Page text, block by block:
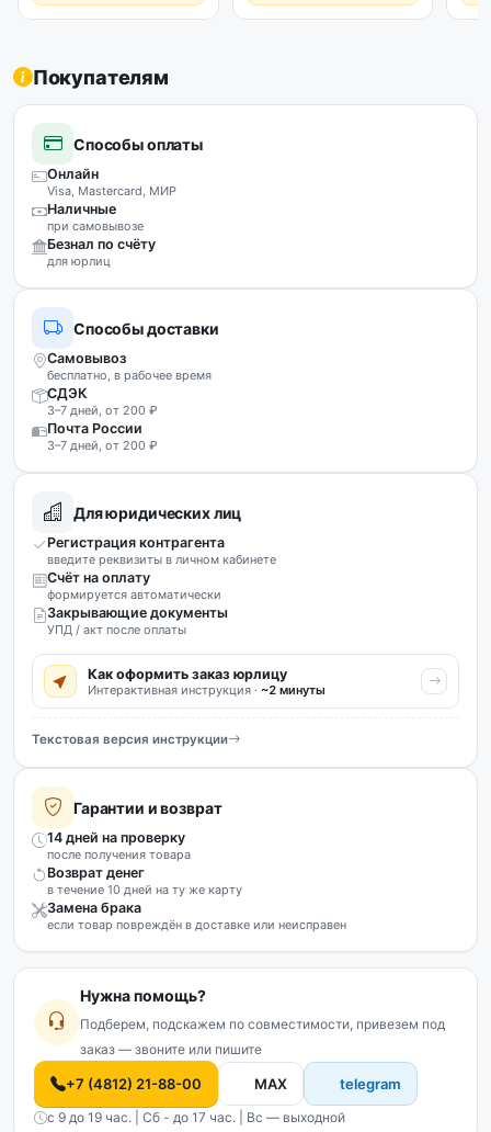
Покупателям
Способы оплаты
Онлайн
Visa, Mastercard, МИР
Наличные
при самовывозе
Безнал по счёту
для юрлиц
Способы доставки
Самовывоз
бесплатно, в рабочее время
СДЭК
3–7 дней, от 200 ₽
Почта России
3–7 дней, от 200 ₽
Для юридических лиц
Регистрация контрагента
введите реквизиты в личном кабинете
Счёт на оплату
формируется автоматически
Закрывающие документы
УПД / акт после оплаты
Как оформить заказ юрлицу
Интерактивная инструкция · ~2 минуты
Текстовая версия инструкции
Гарантии и возврат
14 дней на проверку
после получения товара
Возврат денег
в течение 10 дней на ту же карту
Замена брака
если товар повреждён в доставке или неисправен
Нужна помощь?
Подберем, подскажем по совместимости, привезем под
заказ — звоните или пишите
+7 (4812) 21-88-00 MAX telegram
с 9 до 19 час. | Сб - до 17 час. | Вс — выходной